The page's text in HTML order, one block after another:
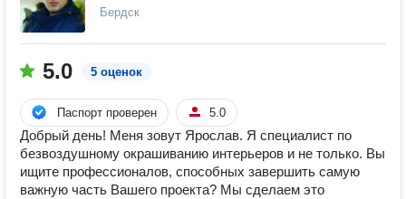
Бердск
5.0 5 оценок
Паспорт проверен 5.0
Добрый день! Меня зовут Ярослав. Я специалист по
безвоздушному окрашиванию интерьеров и не только. Вы
ищите профессионалов, способных завершить самую
важную часть Вашего проекта? Мы сделаем это